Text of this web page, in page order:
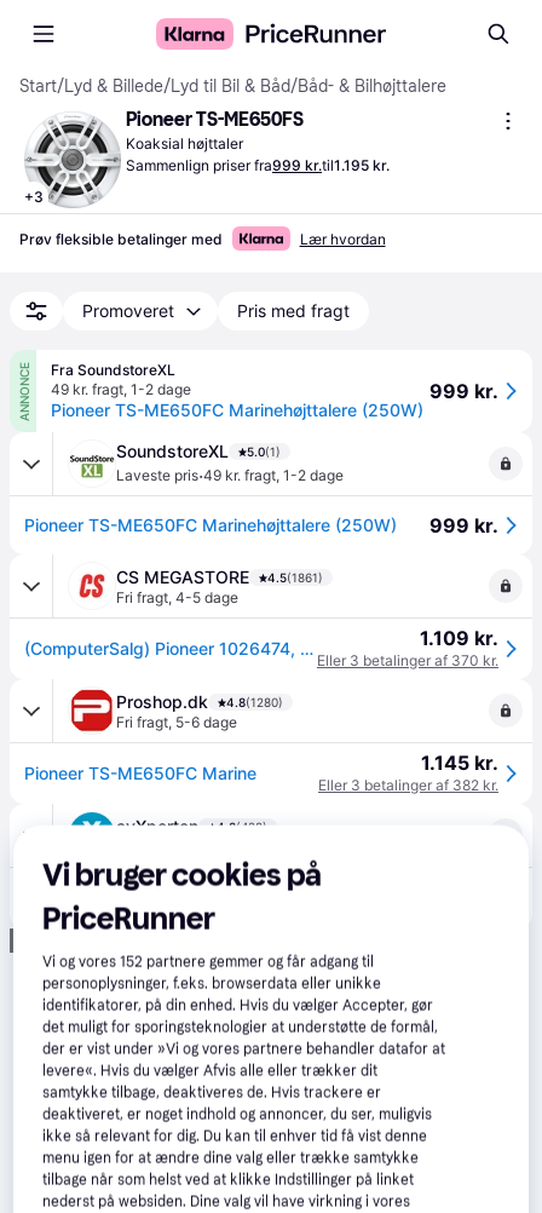
Start/Lyd & Billede/Lyd til Bil & Båd/Båd- & Bilhøjttalere
+3
Pioneer TS-ME650FS
Koaksial højttaler
Sammenlign priser fra999 kr.til1.195 kr.
Prøv fleksible betalinger med Lær hvordan
Promoveret Pris med fragt
ANNONCE
Fra SoundstoreXL
49 kr. fragt, 1-2 dage
Pioneer TS-ME650FC Marinehøjttalere (250W)
999 kr.
SoundstoreXL 5.0(1)
Laveste pris·49 kr. fragt, 1-2 dage
Pioneer TS-ME650FC Marinehøjttalere (250W) 999 kr.
CS MEGASTORE 4.5(1861)
Fri fragt, 4-5 dage
(ComputerSalg) Pioneer 1026474, 2-vejs, 250 W, 250 W, 4 ohm (O), 88 dB, 32 - 23 Hz 1.109 kr.
Eller 3 betalinger af 370 kr.
Proshop.dk 4.8(1280)
Fri fragt, 5-6 dage
Pioneer TS-ME650FC Marine 1.145 kr.
Eller 3 betalinger af 382 kr.
avXperten 4.8(428)
Vi bruger cookies på
PriceRunner
Vi og vores152 partnere gemmer og får adgang til
personoplysninger, f.eks. browserdata eller unikke
identifikatorer, på din enhed. Hvis du vælger Accepter, gør
det muligt for sporingsteknologier at understøtte de formål,
der er vist under »Vi og vores partnere behandler datafor at
levere«. Hvis du vælger Afvis alle eller trækker dit
samtykke tilbage, deaktiveres de. Hvis trackere er
deaktiveret, er noget indhold og annoncer, du ser, muligvis
ikke så relevant for dig. Du kan til enhver tid få vist denne
menu igen for at ændre dine valg eller trække samtykke
tilbage når som helst ved at klikke Indstillinger på linket
nederst på websiden. Dine valg vil have virkning i vores